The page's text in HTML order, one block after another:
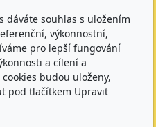
dáváte souhlas s uložením
výkonnostní,
pro lepší fungování
a cílení a
budou uloženy,
pod tlačítkem Upravit